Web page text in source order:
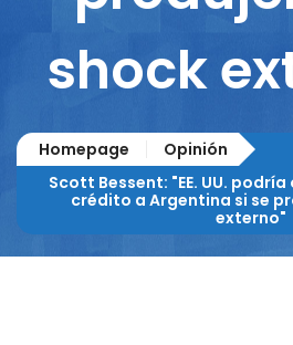
shock
Homepage
Opinión
Scott Bessent: "EE. UU.
crédito a Argentina si se
externo"